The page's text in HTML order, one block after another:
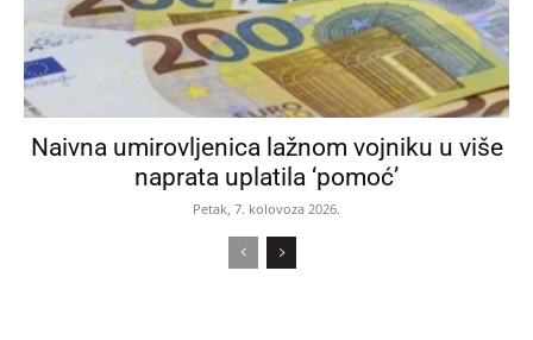
Naivna umirovljenica lažnom vojniku u više
naprata uplatila ‘pomoć’
Petak, 7. kolovoza 2026.